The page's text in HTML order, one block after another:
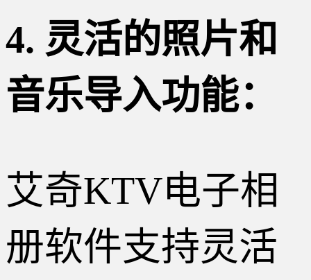
4. 灵活的照片和
音乐导入功能：
艾奇KTV电子相
册软件支持灵活